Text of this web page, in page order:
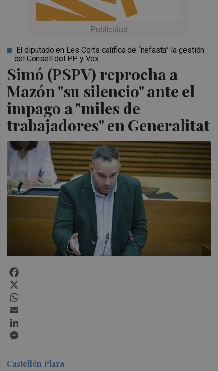
Simó (PSPV) reprocha a
Mazón "su silencio" ante el
impago a "miles de
trabajadores" en Generalitat
El diputado en Les Corts califica de “nefasta” la gestión
del Consell del PP y Vox
Castellón Plaza